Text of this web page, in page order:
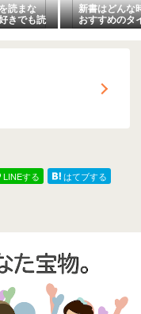
読まな
きでも読
“意外な方
新書はどんな
おすすめのタ
選び方
LINEする
はてブする